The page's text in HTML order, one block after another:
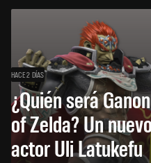
HACE 2 DÍAS
¿Quién será
of Zelda? Un
actor Uli Latukefu